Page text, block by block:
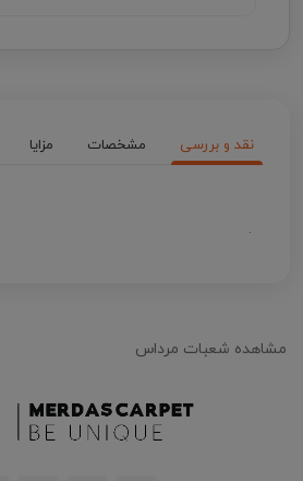
نقد و بررسی مشخصات مزایا
.
مشاهده شعبات مرداس